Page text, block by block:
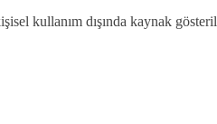
kullanım dışında kaynak